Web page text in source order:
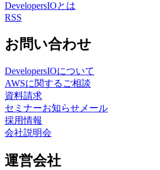
DevelopersIOとは
RSS
お問い合わせ
DevelopersIOについて
AWSに関するご相談
資料請求
セミナーお知らせメール
採用情報
会社説明会
運営会社